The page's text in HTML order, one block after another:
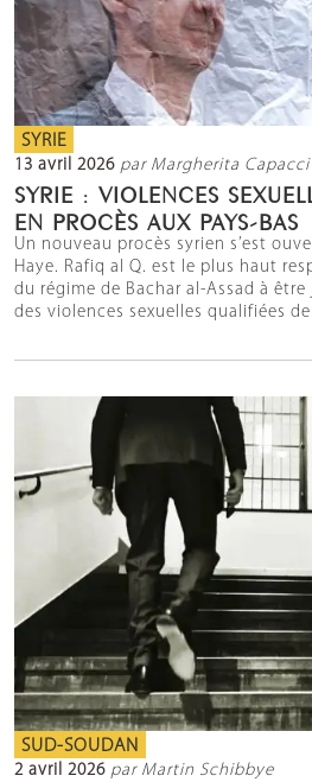
SYRIE
13 avril 2026 par Margherita Capacci
SYRIE : VIOLENCES
EN PROCÈS AUX PAYS-BAS
Un nouveau procès syrien s’est
Haye. Rafiq al Q. est le plus haut
du régime de Bachar al-Assad à
des violences sexuelles qualifiées
SUD-SOUDAN
2 avril 2026 par Martin Schibbye